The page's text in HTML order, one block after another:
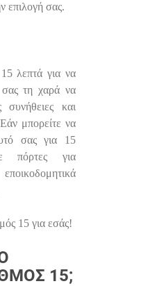
επιλογή σας.
λεπτά για να
σας τη χαρά να
συνήθειες και
Εάν μπορείτε να
σας για 15
πόρτες για
15 για εσάς!
15;